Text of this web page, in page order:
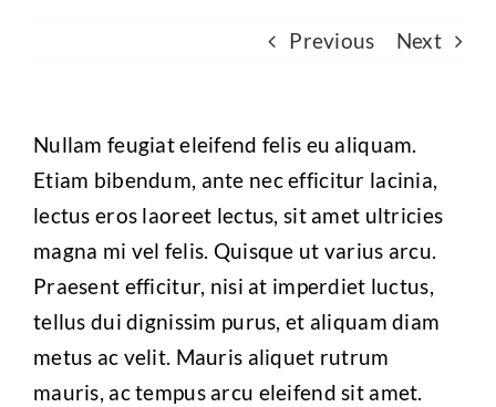
Ropa Laboral
Trajes para fiestas
Contacto
Previous Next
Nullam feugiat eleifend felis eu aliquam.
Etiam bibendum, ante nec efficitur lacinia,
lectus eros laoreet lectus, sit amet ultricies
magna mi vel felis. Quisque ut varius arcu.
Praesent efficitur, nisi at imperdiet luctus,
tellus dui dignissim purus, et aliquam diam
metus ac velit. Mauris aliquet rutrum
mauris, ac tempus arcu eleifend sit amet.